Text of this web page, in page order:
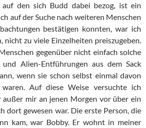
auf den sich Budd dabei bezog, ist ein
auf der Suche nach weiteren Menschen
bestätigen konnten, war ich
nicht zu viele Einzelheiten preiszugeben.
gegenüber nicht einfach solche
Alien-Entführungen aus dem Sack
wenn sie schon selbst einmal davon
Auf diese Weise versuchte ich
außer mir an jenen Morgen vor über ein
dort gewesen war. Die erste Person, die
kam, war Bobby. Er wohnt in meiner